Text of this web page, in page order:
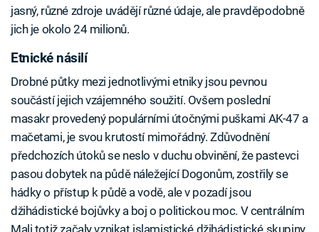
jasný, různé zdroje uvádějí různé údaje, ale pravděpodobně
jich je okolo 24 milionů.
Etnické násilí
Drobné půtky mezi jednotlivými etniky jsou pevnou
součástí jejich vzájemného soužití. Ovšem poslední
masakr provedený populárními útočnými puškami AK-47 a
mačetami, je svou krutostí mimořádný. Zdůvodnění
předchozích útoků se neslo v duchu obvinění, že pastevci
pasou dobytek na půdě náležející Dogonům, zostřily se
hádky o přístup k půdě a vodě, ale v pozadí jsou
džihádistické bojůvky a boj o politickou moc. V centrálním